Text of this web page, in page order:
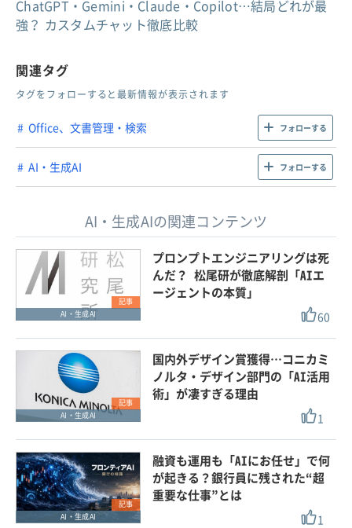
ChatGPT・Gemini・Claude・Copilot…結局どれが最
強？ カスタムチャット徹底比較
関連タグ
タグをフォローすると最新情報が表示されます
Office、文書管理・検索 フォローする
AI・生成AI フォローする
AI・生成AIの関連コンテンツ
記事
AI・生成AI
プロンプトエンジニアリングは死
んだ？ 松尾研が徹底解剖「AIエ
ージェントの本質」
60
記事
AI・生成AI
国内外デザイン賞獲得…コニカミ
ノルタ・デザイン部門の「AI活用
術」が凄すぎる理由
1
記事
AI・生成AI
融資も運用も「AIにお任せ」で何
が起きる？銀行員に残された“超
重要な仕事”とは
1